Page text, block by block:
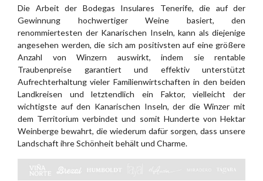
Die Arbeit der Bodegas Insulares Tenerife, die auf der
Gewinnung hochwertiger Weine basiert, den
renommiertesten der Kanarischen Inseln, kann als diejenige
angesehen werden, die sich am positivsten auf eine größere
Anzahl von Winzern auswirkt, indem sie rentable
Traubenpreise garantiert und effektiv unterstützt
Aufrechterhaltung vieler Familienwirtschaften in den beiden
Landkreisen und letztendlich ein Faktor, vielleicht der
wichtigste auf den Kanarischen Inseln, der die Winzer mit
dem Territorium verbindet und somit Hunderte von Hektar
Weinberge bewahrt, die wiederum dafür sorgen, dass unsere
Landschaft ihre Schönheit behält und Charme.